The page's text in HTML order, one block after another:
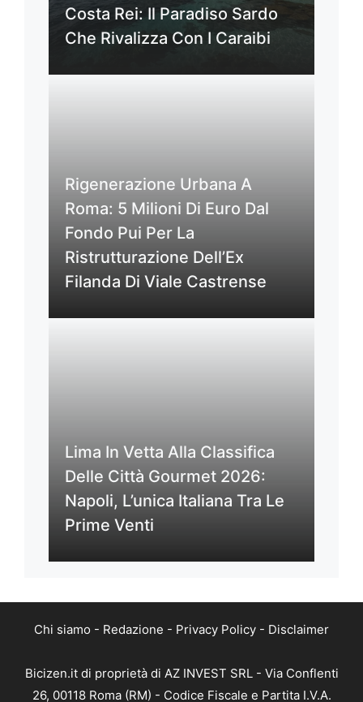
Costa Rei: Il Paradiso Sardo
Che Rivalizza Con I Caraibi
Rigenerazione Urbana A
Roma: 5 Milioni Di Euro Dal
Fondo Pui Per La
Ristrutturazione Dell’Ex
Filanda Di Viale Castrense
Lima In Vetta Alla Classifica
Delle Città Gourmet 2026:
Napoli, L’unica Italiana Tra Le
Prime Venti
Chi siamo - Redazione - Privacy Policy - Disclaimer
Bicizen.it di proprietà di AZ INVEST SRL - Via Conflenti
26, 00118 Roma (RM) - Codice Fiscale e Partita I.V.A.